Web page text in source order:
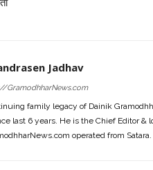
Jadhav
GramodhharNews.com
family legacy of Dainik
last 6 years. He is the Chief Editor &
operated from Satara.